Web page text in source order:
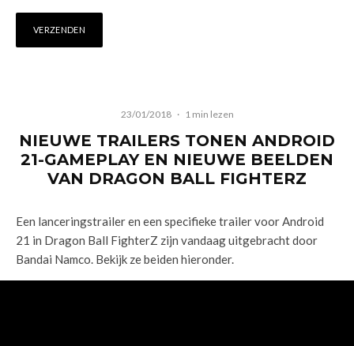
23/01/2018 · 1 min lezen
NIEUWE TRAILERS TONEN ANDROID
21-GAMEPLAY EN NIEUWE BEELDEN
VAN DRAGON BALL FIGHTERZ
Een lanceringstrailer en een specifieke trailer voor Android
21 in Dragon Ball FighterZ zijn vandaag uitgebracht door
Bandai Namco. Bekijk ze beiden hieronder.